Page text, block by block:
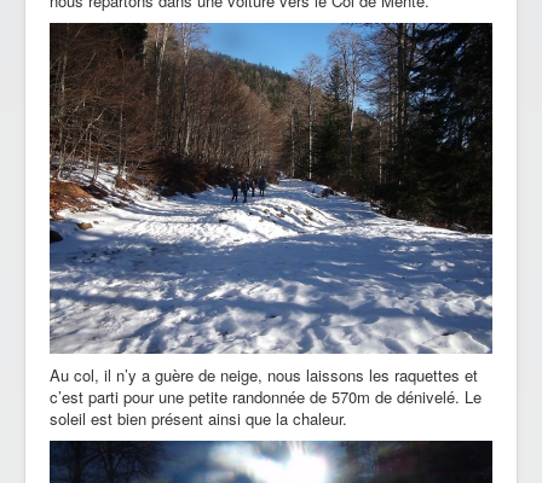
Au col, il n’y a guère de neige, nous laissons les raquettes et
c’est parti pour une petite randonnée de 570m de dénivelé. Le
soleil est bien présent ainsi que la chaleur.